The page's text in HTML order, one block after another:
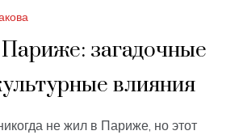
загадочные
влияния
не жил в Париже, но этот